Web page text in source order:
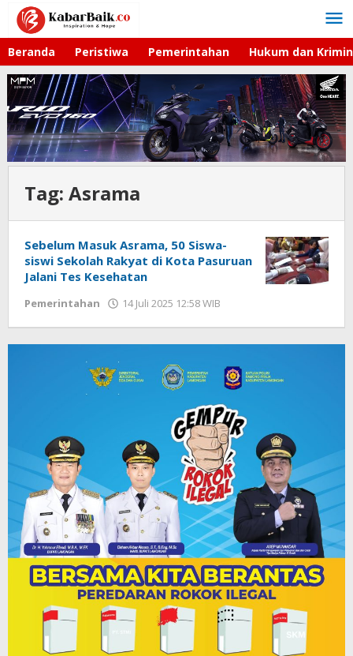
Lewati
konten
Beranda Peristiwa Pemerintahan Hukum dan
Tag: Asrama
Sebelum Masuk Asrama, 50 Siswa-
siswi Sekolah Rakyat di Kota Pasuruan
Jalani Tes Kesehatan
Pemerintahan 14 Juli 2025 12:58 WIB